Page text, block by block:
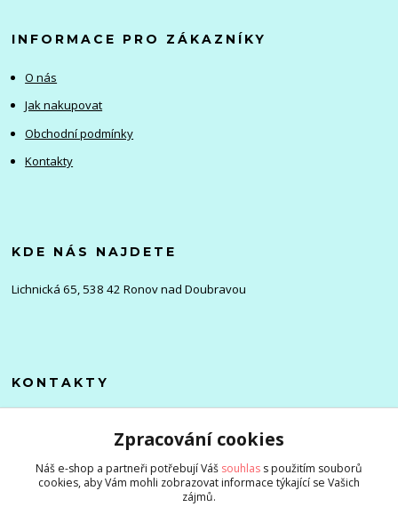
INFORMACE PRO ZÁKAZNÍKY
O nás
Jak nakupovat
Obchodní podmínky
Kontakty
KDE NÁS NAJDETE
Lichnická 65, 538 42 Ronov nad Doubravou
KONTAKTY
+420 705 976 386
info@zlevnenizbozi.cz
Zpracování cookies
Náš e-shop a partneři potřebují Váš souhlas s použitím souborů
cookies, aby Vám mohli zobrazovat informace týkající se Vašich
zájmů.